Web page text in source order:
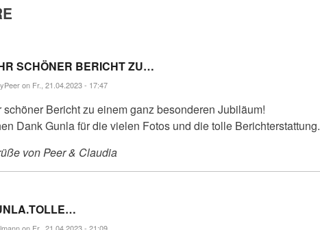
SCHÖNER BERICHT ZU…
Peeron Fr., 21.04.2023 - 17:47
schöner Bericht zu einem ganz besonderen Jubiläum!
Dank Gunla für die vielen Fotos und die tolle Berichterstattung.
von Peer & Claudia